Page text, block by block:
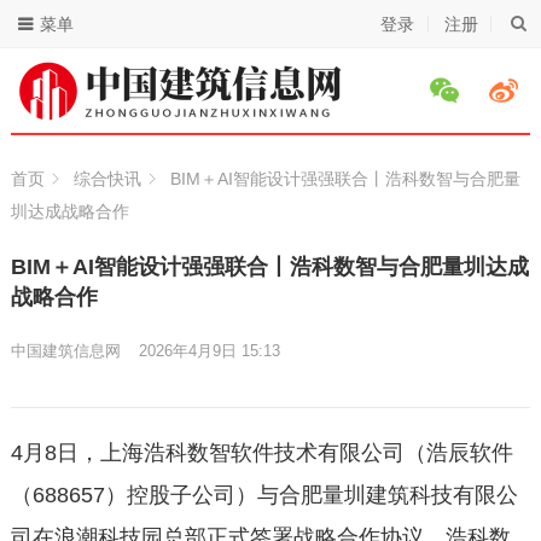
登录 注册
菜单
首页 综合快讯
BIM＋AI智能设计强强联合丨浩科数智与合肥量
圳达成战略合作
BIM＋AI智能设计强强联合丨浩科数智与合肥量圳达成
战略合作
中国建筑信息网 2026年4月9日 15:13
4月8日，上海浩科数智软件技术有限公司（浩辰软件
（688657）控股子公司）与合肥量圳建筑科技有限公